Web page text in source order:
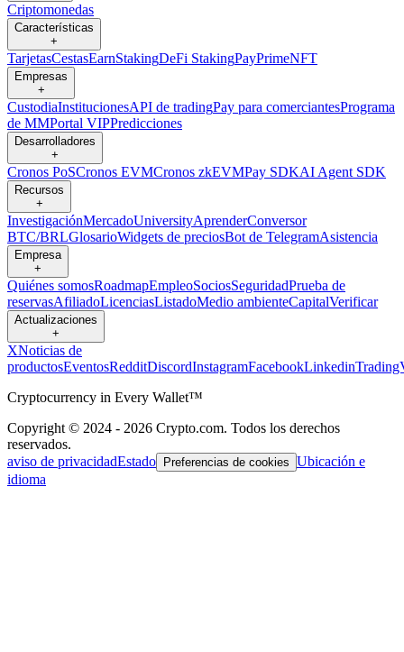
Criptomonedas
Características
+
TarjetasCestasEarnStakingDeFi StakingPayPrimeNFT
Empresas
+
CustodiaInstitucionesAPI de tradingPay para comerciantesPrograma
de MMPortal VIPPredicciones
Desarrolladores
+
Cronos PoSCronos EVMCronos zkEVMPay SDKAI Agent SDK
Recursos
+
InvestigaciónMercadoUniversityAprenderConversor
BTC/BRLGlosarioWidgets de preciosBot de TelegramAsistencia
Empresa
+
Quiénes somosRoadmapEmpleoSociosSeguridadPrueba de
reservasAfiliadoLicenciasListadoMedio ambienteCapitalVerificar
Actualizaciones
+
XNoticias de
productosEventosRedditDiscordInstagramFacebookLinkedin
Cryptocurrency in Every Wallet™
Copyright © 2024 - 2026 Crypto.com. Todos los derechos
reservados.
aviso de privacidadEstado Preferencias de cookies Ubicación e
idioma